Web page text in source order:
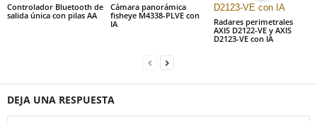
Controlador Bluetooth de
salida única con pilas AA
Cámara panorámica
fisheye M4338-PLVE con
IA
Radares perimetrales
AXIS D2122-VE y AXIS
D2123-VE con IA
DEJA UNA RESPUESTA